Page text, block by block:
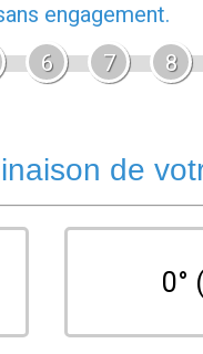
engagement.
6 7 8
de
0°